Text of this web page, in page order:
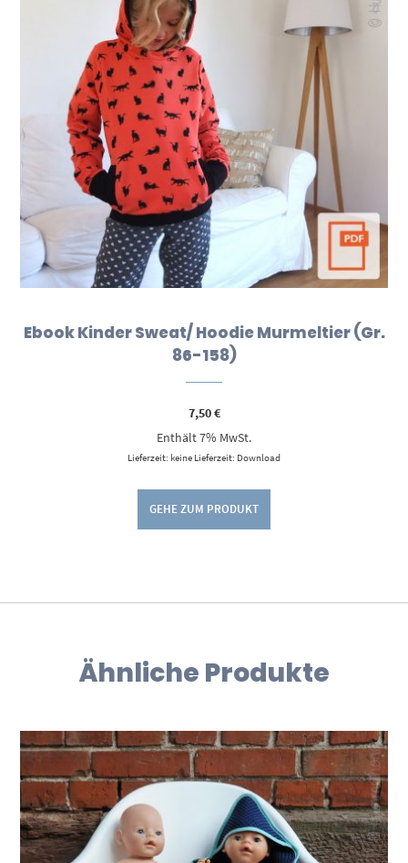
Ebook Kinder Sweat/ Hoodie Murmeltier (Gr.
86-158)
7,50€
Enthält 7% MwSt.
Lieferzeit: keine Lieferzeit: Download
GEHE ZUM PRODUKT
Ähnliche Produkte